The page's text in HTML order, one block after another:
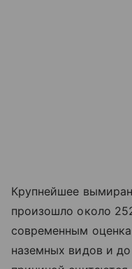
Крупнейшее
произошло около
современным
наземных видов и